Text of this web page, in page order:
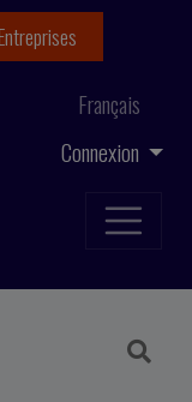
Connexion
Français